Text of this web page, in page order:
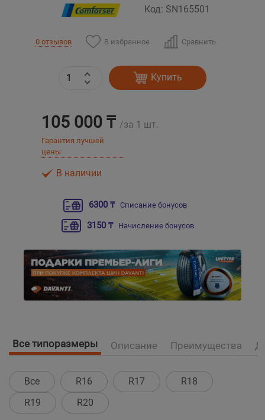
Код: SN165501
0 отзывов В избранное Сравнить
Купить
105 000 ₸ /за 1 шт.
Гарантия лучшей
цены
В наличии
6300 ₸ Списание бонусов
3150 ₸ Начисление бонусов
Все типоразмеры Описание Преимущества
Все R16 R17
R18
R19
R20
Талдыкорган
Тараз
Усть-Каменогорск
Шымкент